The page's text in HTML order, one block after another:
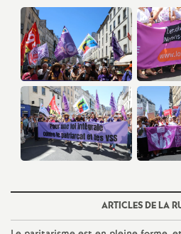
ARTICLES DE LA